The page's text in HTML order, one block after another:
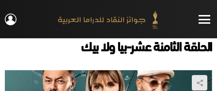
الحلقة الثامنة عشر-بيا ولا بيك